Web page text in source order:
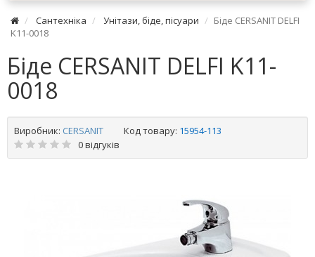
Сантехніка Унітази, біде, пісуари
Біде CERSANIT DELFI
K11-0018
Біде CERSANIT DELFI K11-
0018
Виробник: CERSANIT Код товару: 15954-113
0 відгуків